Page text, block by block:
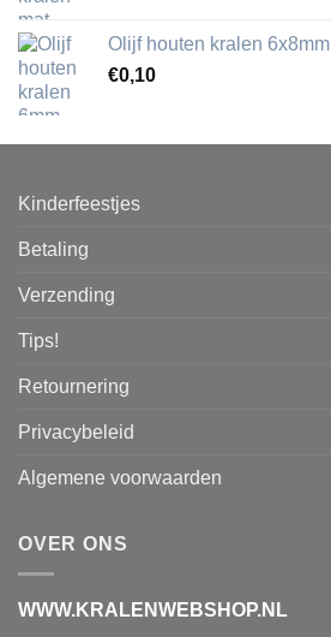
Olijf houten kralen 6x8mm
€0,10
Kinderfeestjes
Betaling
Verzending
Tips!
Retournering
Privacybeleid
Algemene voorwaarden
OVER ONS
WWW.KRALENWEBSHOP.NL